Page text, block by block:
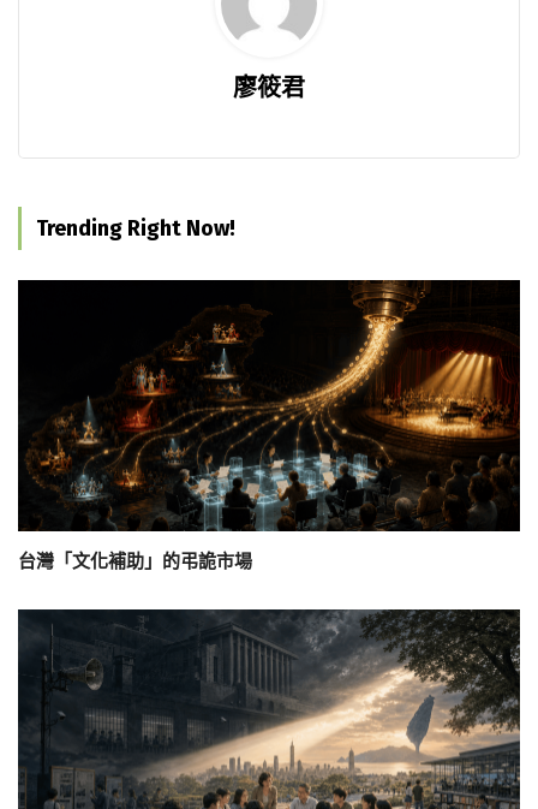
廖筱君
Trending Right Now!
台灣「文化補助」的弔詭市場